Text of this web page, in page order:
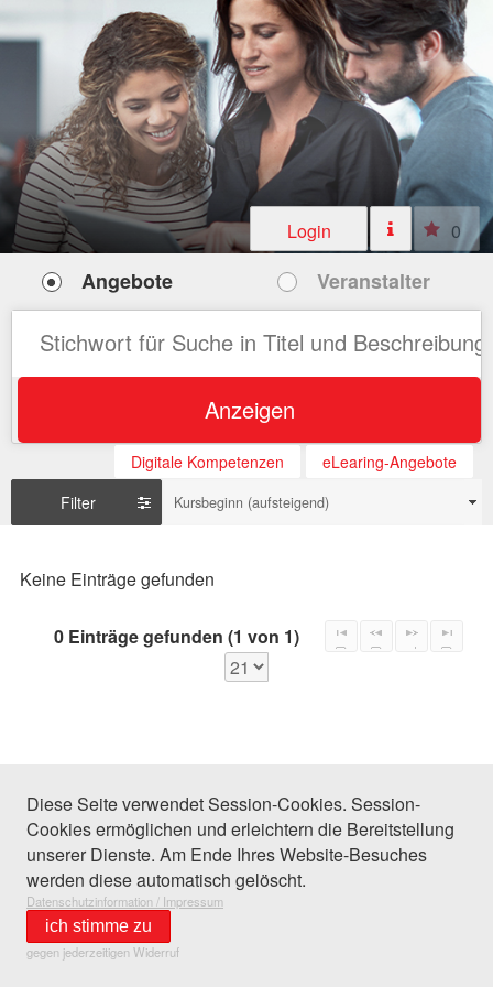
Login 0
Angebote Veranstalter
Anzeigen
Digitale Kompetenzen
eLearing-Angebote
Filter
Kursbeginn (aufsteigend)
Keine Einträge gefunden
0 Einträge gefunden (1 von 1)
Diese Seite verwendet Session-Cookies. Session-
Cookies ermöglichen und erleichtern die Bereitstellung
unserer Dienste. Am Ende Ihres Website-Besuches
werden diese automatisch gelöscht.
Datenschutzinformation / Impressum
ich stimme zu
gegen jederzeitigen Widerruf